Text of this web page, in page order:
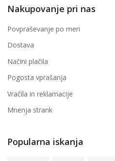
Nakupovanje pri nas
Povpraševanje po meri
Dostava
Načini plačila
Pogosta vprašanja
Vračila in reklamacije
Mnenja strank
Popularna iskanja